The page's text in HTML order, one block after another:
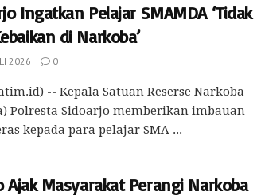
Ingatkan Pelajar SMAMDA ‘Tidak
di Narkoba’
2026 0
-- Kepala Satuan Reserse Narkoba
Polresta Sidoarjo memberikan imbauan
kepada para pelajar SMA ...
Ajak Masyarakat Perangi Narkoba